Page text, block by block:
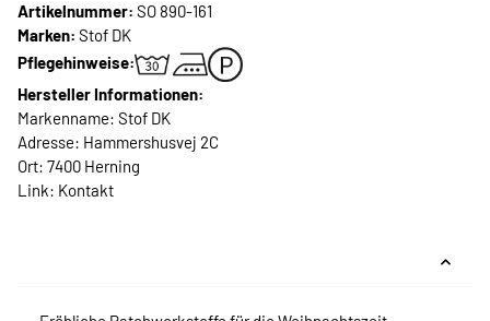
Artikelnummer: SO 890-161
Marken: Stof DK
Pflegehinweise:
Hersteller Informationen:
Markenname: Stof DK
Adresse: Hammershusvej 2C
Ort: 7400 Herning
Link: Kontakt